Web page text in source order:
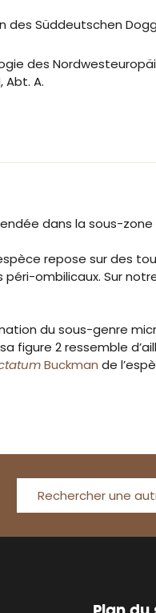
des Süddeutschen
des
Abt. A.
dans la sous-zone
repose sur des
ombilicaux. Sur
du sous-genre
figure 2 ressemble
Buckman de
Rechercher une